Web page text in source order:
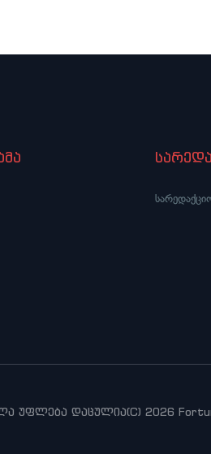
უფლება დაცულია(C) 2026